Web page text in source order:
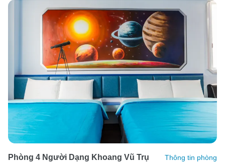
Phòng 4 Người Dạng Khoang Vũ Trụ Thông tin phòng